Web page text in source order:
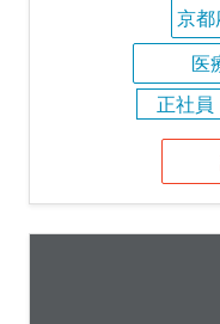
京都
医
正社員